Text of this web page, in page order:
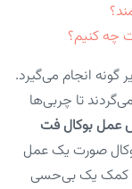
چه کنیم؟
گونه انجام می‌گیرد.
تا چربی‌ها
عمل بوکال فت
صورت یک عمل
کمک یک بی‌حسی